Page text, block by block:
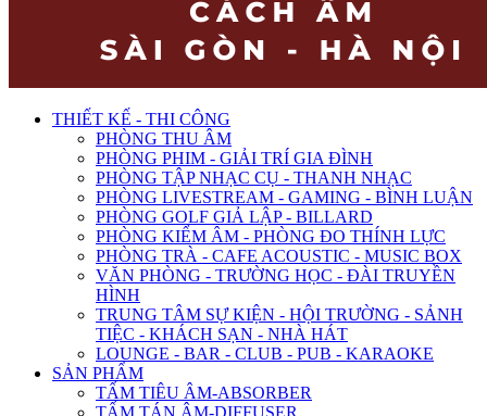
THIẾT KẾ - THI CÔNG
PHÒNG THU ÂM
PHÒNG PHIM - GIẢI TRÍ GIA ĐÌNH
PHÒNG TẬP NHẠC CỤ - THANH NHẠC
PHÒNG LIVESTREAM - GAMING - BÌNH LUẬN
PHÒNG GOLF GIẢ LẬP - BILLARD
PHÒNG KIỂM ÂM - PHÒNG ĐO THÍNH LỰC
PHÒNG TRÀ - CAFE ACOUSTIC - MUSIC BOX
VĂN PHÒNG - TRƯỜNG HỌC - ĐÀI TRUYỀN
HÌNH
TRUNG TÂM SỰ KIỆN - HỘI TRƯỜNG - SẢNH
TIỆC - KHÁCH SẠN - NHÀ HÁT
LOUNGE - BAR - CLUB - PUB - KARAOKE
SẢN PHẨM
TẤM TIÊU ÂM-ABSORBER
TẤM TÁN ÂM-DIFFUSER